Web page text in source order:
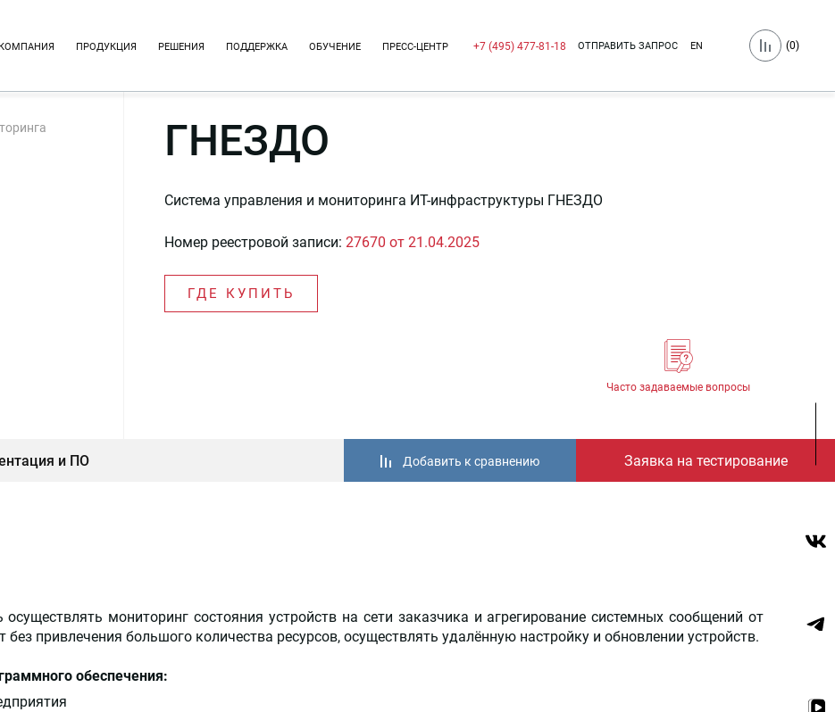
КОМПАНИЯ ПРОДУКЦИЯ РЕШЕНИЯ ПОДДЕРЖКА ОБУЧЕНИЕ ПРЕСС-ЦЕНТР +7 (495) 477-81-18 ОТПРАВИТЬ ЗАПРОС EN (0)
ГНЕЗДО
Система управления и мониторинга ИТ-инфраструктуры ГНЕЗДО
Номер реестровой записи: 27670 от 21.04.2025
ГДЕ КУПИТЬ
Часто задаваемые вопросы
и ПО Заявка на тестирование
Добавить к сравнению
мониторинг состояния устройств на сети заказчика и агрегирование системных сообщений от
привлечения большого количества ресурсов, осуществлять удалённую настройку и обновлении устройств.
обеспечения: